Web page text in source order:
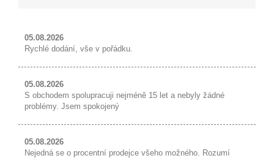
05.08.2026
Rychlé dodání, vše v pořádku.
05.08.2026
S obchodem spolupracuji nejméně 15 let a nebyly žádné
problémy. Jsem spokojený
05.08.2026
Nejedná se o procentní prodejce všeho možného. Rozumí